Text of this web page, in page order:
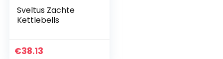
Sveltus Zachte
Kettlebells
€38.13